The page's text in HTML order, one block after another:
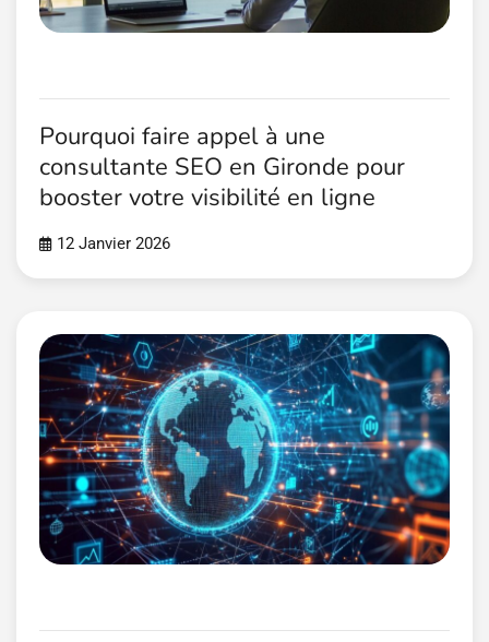
Pourquoi faire appel à une
consultante SEO en Gironde pour
booster votre visibilité en ligne
12 Janvier 2026